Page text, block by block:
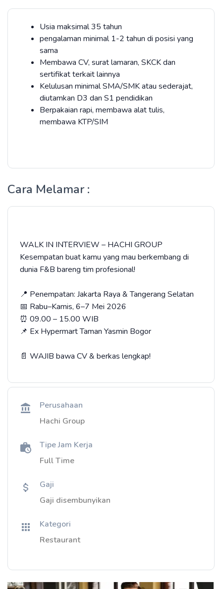
Usia maksimal 35 tahun
pengalaman minimal 1-2 tahun di posisi yang
sama
Membawa CV, surat lamaran, SKCK dan
sertifikat terkait lainnya
Kelulusan minimal SMA/SMK atau sederajat,
diutamkan D3 dan S1 pendidikan
Berpakaian rapi, membawa alat tulis,
membawa KTP/SIM
Cara Melamar :
WALK IN INTERVIEW – HACHI GROUP
Kesempatan buat kamu yang mau berkembang di
dunia F&B bareng tim profesional!
📍 Penempatan: Jakarta Raya & Tangerang Selatan
📅 Rabu–Kamis, 6–7 Mei 2026
⏰ 09.00 – 15.00 WIB
📌 Ex Hypermart Taman Yasmin Bogor
📄 WAJIB bawa CV & berkas lengkap!
Perusahaan
Hachi Group
Tipe Jam Kerja
Full Time
Gaji
Gaji disembunyikan
Kategori
Restaurant